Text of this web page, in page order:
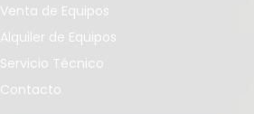
Venta de Equipos
Alquiler de Equipos
Servicio Técnico
Contacto